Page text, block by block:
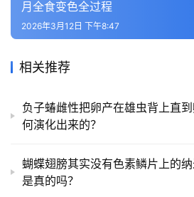
月全食变色全过程
2026年3月12日 下午8:47
相关推荐
负子蝽雌性把卵产在雄虫背上直
何演化出来的？
蝴蝶翅膀其实没有色素鳞片上的
是真的吗？